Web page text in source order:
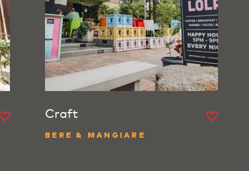
Craft
BERE & MANGIARE